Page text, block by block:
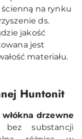
na rynku
ds.
jakość
jest
materiału.
Huntonit
drzewne
bez substancji